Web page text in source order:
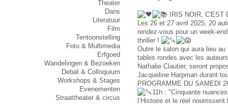
Theater
Dans
Literatuur
Film
Tentoonstelling
Foto & Multimedia
Erfgoed
Wandelingen & Bezoeken
Debat & Colloquium
Workshops & Stages
Evenementen
Straattheater & circus
IRIS NOIR, C'EST
Les 26 et 27 avril 2025, 20
rendez-vous pour un week-
thriller !
Outre le salon qui aura lieu
tables rondes avec les
Nathalie Clautier, seront
Jacqueline Harpman durant
PROGRAMME DU SAMEDI
11h : "Cinquante
l’Histoire et le réel